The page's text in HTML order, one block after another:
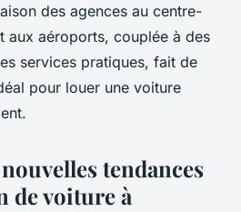
des agences au centre-
aux aéroports, couplée à des
services pratiques, fait de
pour louer une voiture
tendances
de voiture à